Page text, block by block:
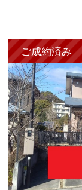
ご成約済み